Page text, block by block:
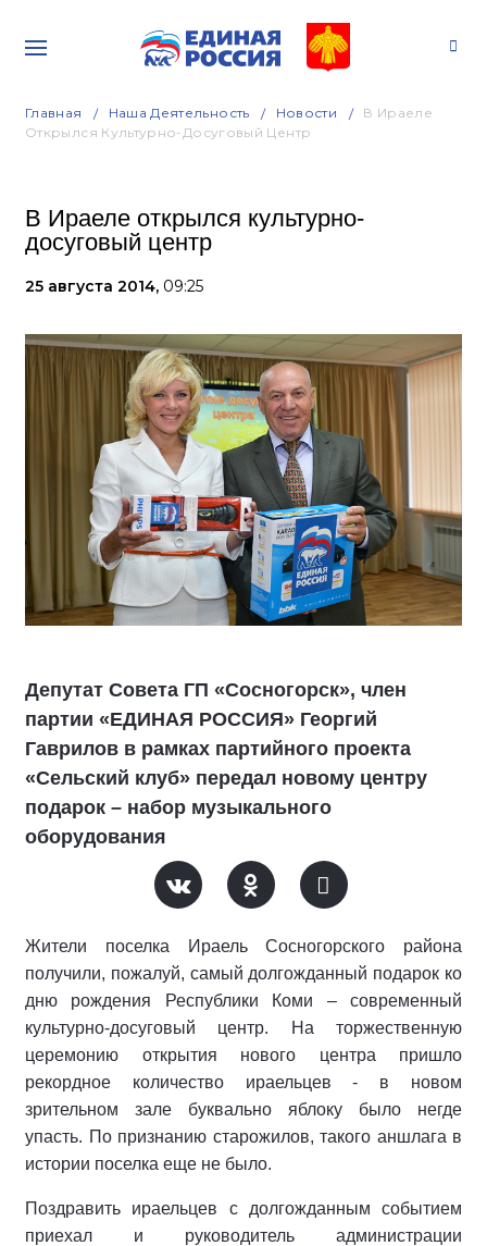
Главная Наша Деятельность Новости
В Ираеле
Открылся Культурно-Досуговый Центр
В Ираеле открылся культурно-
досуговый центр
25 августа 2014, 09:25
Депутат Совета ГП «Сосногорск», член
партии «ЕДИНАЯ РОССИЯ» Георгий
Гаврилов в рамках партийного проекта
«Сельский клуб» передал новому центру
подарок – набор музыкального
оборудования
Жители поселка Ираель Сосногорского района
получили, пожалуй, самый долгожданный подарок ко
дню рождения Республики Коми – современный
культурно-досуговый центр. На торжественную
церемонию открытия нового центра пришло
рекордное количество ираельцев - в новом
зрительном зале буквально яблоку было негде
упасть. По признанию старожилов, такого аншлага в
истории поселка еще не было.
Поздравить ираельцев с долгожданным событием
приехал и руководитель администрации